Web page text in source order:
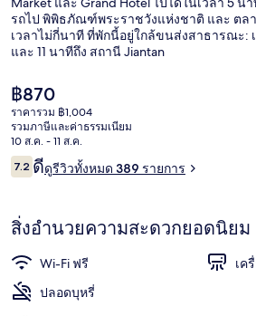
รถไป พิพิธภัณฑ์พระราชวังแห่งชาติ และ ตล
เวลาไม่กี่นาที ที่พักนี้อยู่ใกล้ขนส่งสาธารณะ:
และ 11 นาทีถึง สถานี Jiantan
ราคา
ปัจจุบัน
฿870
฿870
ราคารวม ฿1,004
รวมภาษีและค่าธรรมเนียม
10 ส.ค. - 11 ส.ค.
รีวิว
7.27.2 จาก 10
ดีดูรีวิวทั้งหมด 389 รายการ
สิ่งอำนวยความสะดวกยอดนิยม
Wi-Fi ฟรี
เค
ปลอดบุหรี่